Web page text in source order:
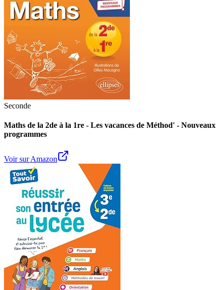
Seconde
Maths de la 2de à la 1re - Les vacances de Méthod' - Nouveaux
programmes
Voir sur Amazon